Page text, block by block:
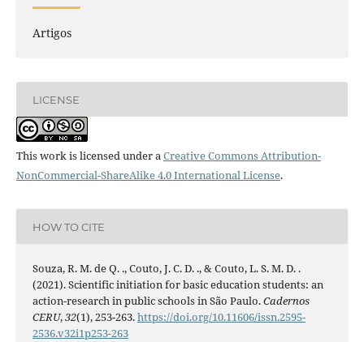
Artigos
LICENSE
This work is licensed under aCreative Commons Attribution-
NonCommercial-ShareAlike 4.0 International License.
HOW TO CITE
Souza, R. M. de Q. ., Couto, J. C. D. ., & Couto, L. S. M. D. .
(2021). Scientific initiation for basic education students: an
action-research in public schools in São Paulo.Cadernos
CERU,32(1), 253-263.https://doi.org/10.11606/issn.2595-
2536.v32i1p253-263